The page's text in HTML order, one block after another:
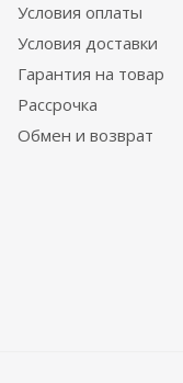
Условия оплаты
Условия доставки
Гарантия на товар
Рассрочка
Обмен и возврат